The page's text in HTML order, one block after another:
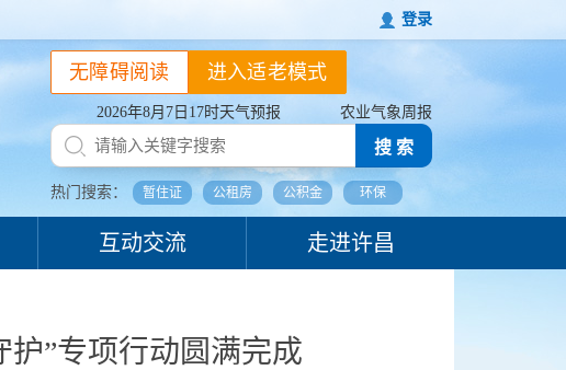
登录
2026年8月7日17时天气预报 农业气象周报
搜 索
热门搜索： 暂住证 公租房 公积金 环保
进入适老模式
无障碍阅读
互动交流 走进许昌
”专项行动圆满完成